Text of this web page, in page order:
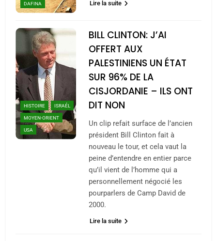
DAFINA Lire la suite
HISTOIRE
ISRAÉL
MOYEN-ORIENT
USA
BILL CLINTON: J’AI
OFFERT AUX
PALESTINIENS UN ÉTAT
SUR 96% DE LA
CISJORDANIE – ILS ONT
DIT NON
Un clip refait surface de l’ancien
président Bill Clinton fait à
nouveau le tour, et cela vaut la
peine d’entendre en entier parce
qu’il vient de l’homme qui a
personnellement négocié les
pourparlers de Camp David de
2000.
Lire la suite